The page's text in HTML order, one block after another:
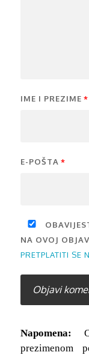
IME I PREZIME *
E-POŠTA *
NA OVOJ
PRETPLATITI SE
Napomena:
prezimenom